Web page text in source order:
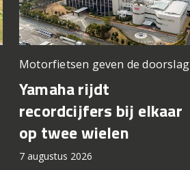
Motorfietsen geven de doorslag
Yamaha rijdt
recordcijfers bij elkaar
op twee wielen
7 augustus 2026